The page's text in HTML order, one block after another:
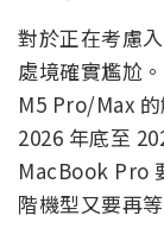
M7
higher-
https://
— Mark
25,
對於正在考慮